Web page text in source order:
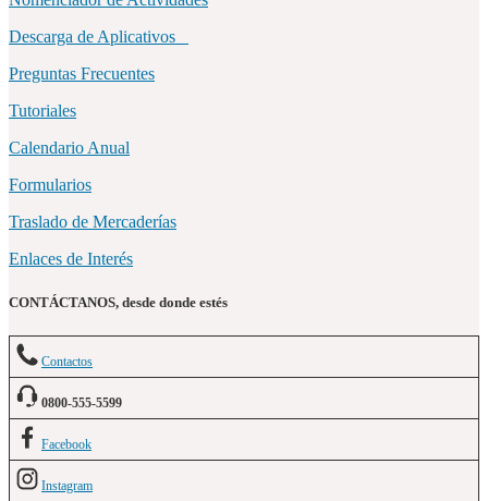
Descarga de Aplicativos
Preguntas Frecuentes
Tutoriales
Calendario Anual
Formularios
Traslado de Mercaderías
Enlaces de Interés
CONTÁCTANOS, desde donde estés
Contactos
0800-555-5599
Facebook
Instagram